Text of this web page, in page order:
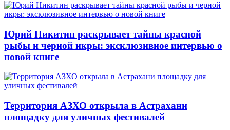
Юрий Никитин раскрывает тайны красной
рыбы и черной икры: эксклюзивное интервью о
новой книге
Территория АЗХО открыла в Астрахани
площадку для уличных фестивалей